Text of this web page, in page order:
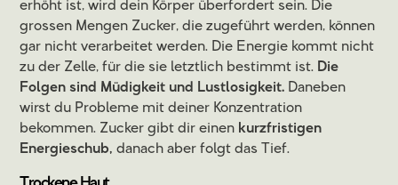
erhöht ist, wird dein Körper überfordert sein. Die
grossen Mengen Zucker, die zugeführt werden, können
gar nicht verarbeitet werden. Die Energie kommt nicht
zu der Zelle, für die sie letztlich bestimmt ist. Die
Folgen sind Müdigkeit und Lustlosigkeit. Daneben
wirst du Probleme mit deiner Konzentration
bekommen. Zucker gibt dir einen kurzfristigen
Energieschub, danach aber folgt das Tief.